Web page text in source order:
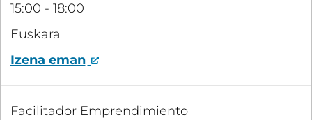
15:00 - 18:00
Euskara
Izena eman
Facilitador Emprendimiento